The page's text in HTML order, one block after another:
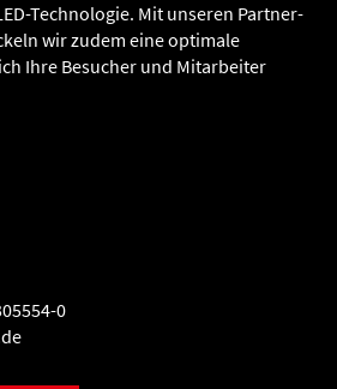
Technologie. Mit unseren Partner-
wir zudem eine optimale
Ihre Besucher und Mitarbeiter
0